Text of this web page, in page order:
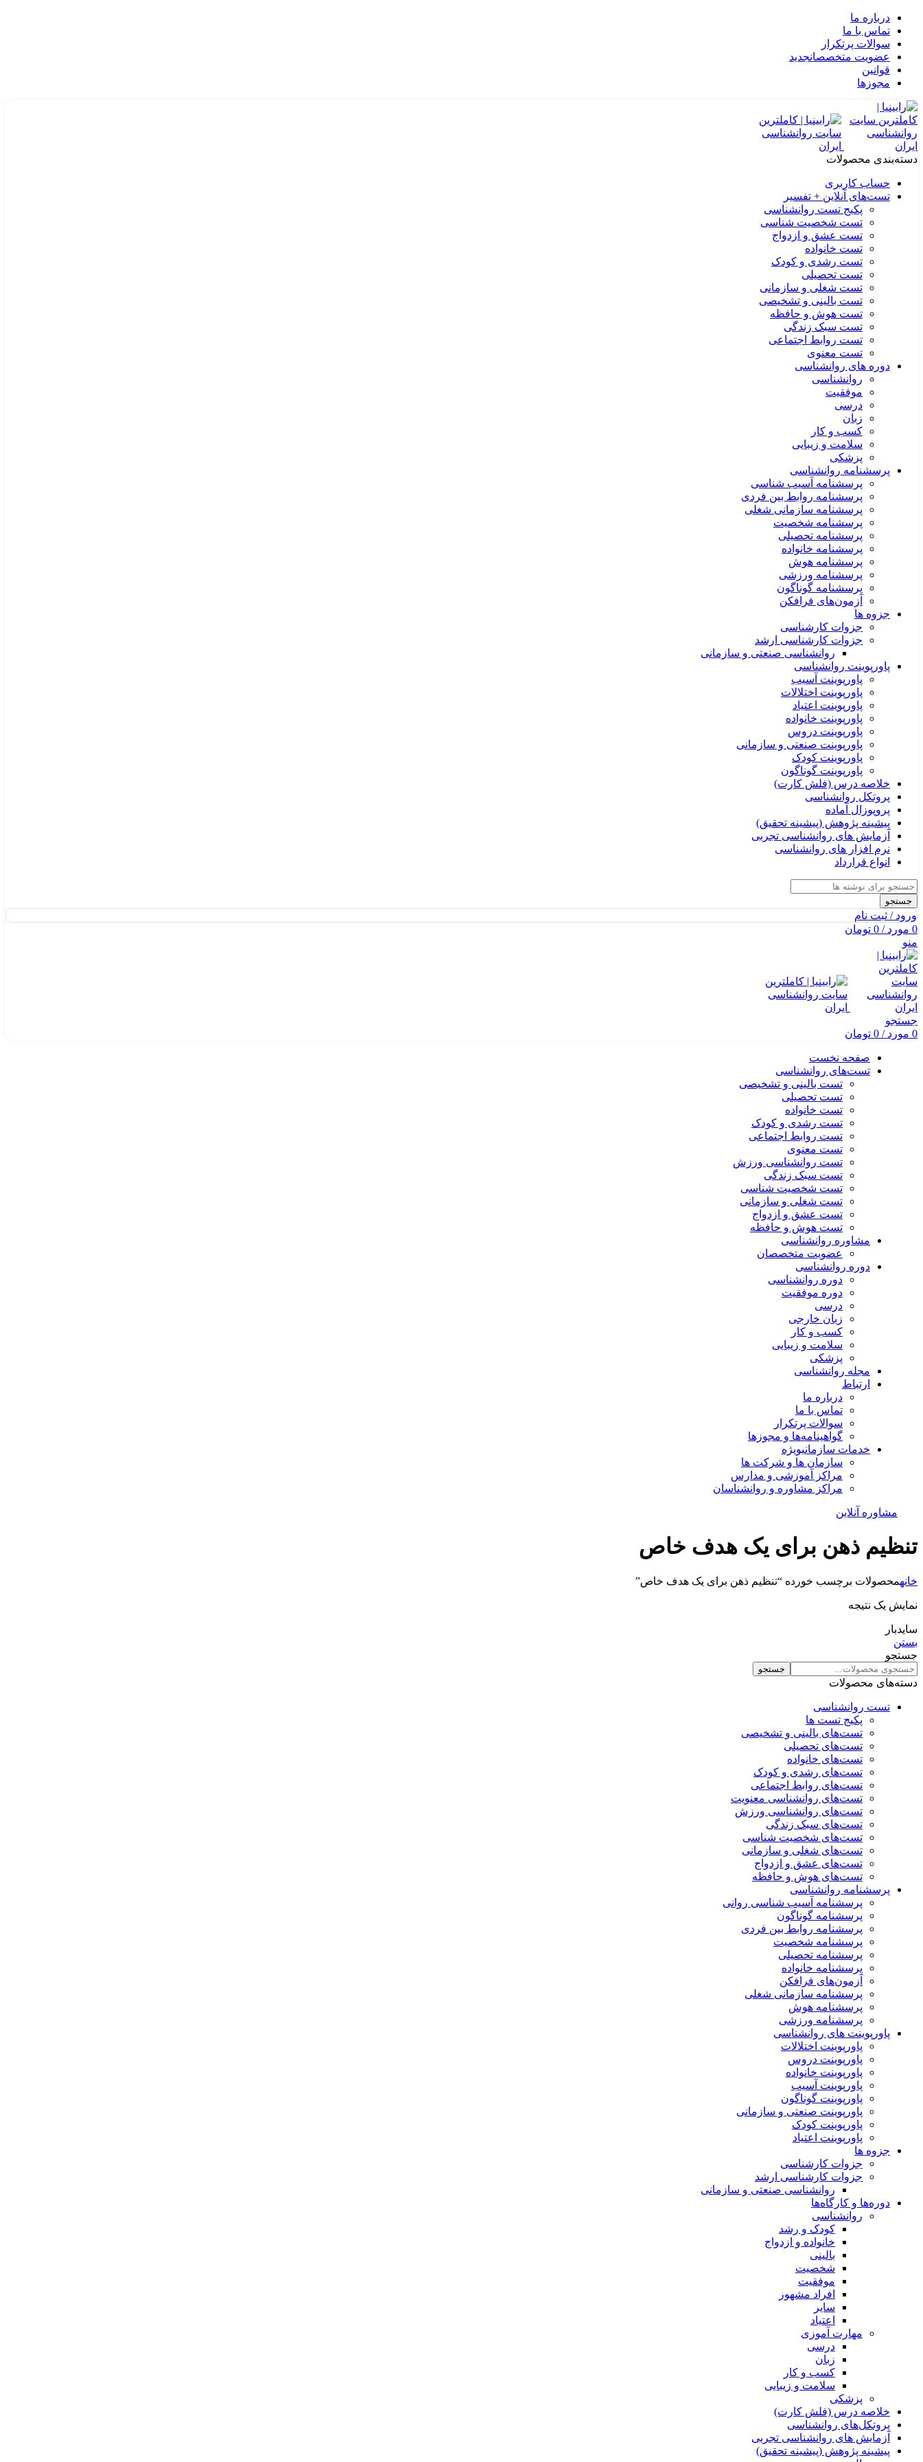
درباره ما
تماس با ما
سوالات پرتکرار
عضویت متخصصانجدید
قوانین
مجوزها
دسته‌بندی محصولات
حساب کاربری
تست‌های آنلاین + تفسیر
پکیج تست روانشناسی
تست شخصیت شناسی
تست عشق و ازدواج
تست خانواده
تست رشدی و کودک
تست تحصیلی
تست شغلی و سازمانی
تست بالینی و تشخیصی
تست هوش و حافظه
تست سبک زندگی
تست روابط اجتماعی
تست معنوی
دوره های روانشناسی
روانشناسی
موفقیت
درسی
زبان
کسب و کار
سلامت و زیبایی
پزشکی
پرسشنامه روانشناسی
پرسشنامه آسیب شناسی
پرسشنامه روابط بین فردی
پرسشنامه سازمانی شغلی
پرسشنامه شخصیت
پرسشنامه تحصیلی
پرسشنامه خانواده
پرسشنامه هوش
پرسشنامه ورزشی
پرسشنامه گوناگون
آزمون‌های فرافکن
جزوه ها
جزوات کارشناسی
جزوات کارشناسی ارشد
روانشناسی صنعتی و سازمانی
پاورپوینت روانشناسی
پاورپوینت آسیب
پاورپوینت اختلالات
پاورپوینت اعتیاد
پاورپوینت خانواده
پاورپوینت دروس
پاورپوینت صنعتی و سازمانی
پاورپوینت کودک
پاورپوینت گوناگون
خلاصه درس (فلش کارت)
پروتکل روانشناسی
پروپوزال آماده
پیشینه پژوهش (پیشینه تحقیق)
آزمایش های روانشناسی تجربی
نرم افزار های روانشناسی
انواع قرارداد
جستجو
ورود / ثبت نام
0 مورد/
0 تومان
منو
جستجو
0 مورد/
0 تومان
صفحه نخست
تست‌های روانشناسی
تست بالینی و تشخیصی
تست تحصیلی
تست خانواده
تست رشدی و کودک
تست روابط اجتماعی
تست معنوی
تست روانشناسی ورزش
تست سبک زندگی
تست شخصیت شناسی
تست شغلی و سازمانی
تست عشق و ازدواج
تست هوش و حافظه
مشاوره روانشناسی
عضویت متخصصان
دوره روانشناسی
دوره روانشناسی
دوره موفقیت
درسی
زبان خارجی
کسب و کار
سلامت و زیبایی
پزشکی
مجله روانشناسی
ارتباط
درباره ما
تماس با ما
سوالات پرتکرار
گواهینامه‌ها و مجوزها
خدمات سازمانیویژه
سازمان ها و شرکت ها
مراکز آموزشی و مدارس
مراکز مشاوره و روانشناسان
مشاوره آنلاین
تنظیم ذهن برای یک هدف خاص
خانهمحصولات برچسب خورده “تنظیم ذهن برای یک هدف خاص”
نمایش یک نتیجه
سایدبار
بستن
جستجو
جستجو
دسته‌های محصولات
تست روانشناسی
پکیج تست ها
تست‌های بالینی و تشخیصی
تست‌های تحصیلی
تست‌های خانواده
تست‌های رشدی و کودک
تست‌های روابط اجتماعی
تست‌های روانشناسی معنویت
تست‌های روانشناسی ورزش
تست‌های سبک زندگی
تست‌های شخصیت شناسی
تست‌های شغلی و سازمانی
تست‌های عشق و ازدواج
تست‌های هوش و حافظه
پرسشنامه روانشناسی
پرسشنامه آسیب شناسی روانی
پرسشنامه گوناگون
پرسشنامه روابط بین فردی
پرسشنامه شخصیت
پرسشنامه تحصیلی
پرسشنامه خانواده
آزمون‌های فرافکن
پرسشنامه سازمانی شغلی
پرسشنامه هوش
پرسشنامه ورزشی
پاورپوینت های روانشناسی
پاورپوینت اختلالات
پاورپوینت دروس
پاورپوینت خانواده
پاورپوینت آسیب
پاورپوینت گوناگون
پاورپوینت صنعتی و سازمانی
پاورپوینت کودک
پاورپوینت اعتیاد
جزوه ها
جزوات کارشناسی
جزوات کارشناسی ارشد
روانشناسی صنعتی و سازمانی
دوره‌ها و کارگاه‌ها
روانشناسی
کودک و رشد
خانواده و ازدواج
بالینی
شخصیت
موفقیت
افراد مشهور
سایر
اعتیاد
مهارت آموزی
درسی
زبان
کسب و کار
سلامت و زیبایی
پزشکی
خلاصه درس (فلش کارت)
پروتکل‌های روانشناسی
آزمایش های روانشناسی تجربی
پیشینه پژوهش (پیشینه تحقیق)